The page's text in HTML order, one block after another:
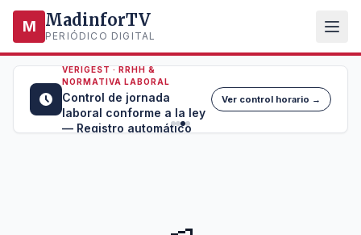
M MadinforTV
PERIÓDICO DIGITAL
VERIGEST · RRHH &
NORMATIVA LABORAL
Control de jornada
laboral conforme a la ley
— Registro automático
Ver control horario →